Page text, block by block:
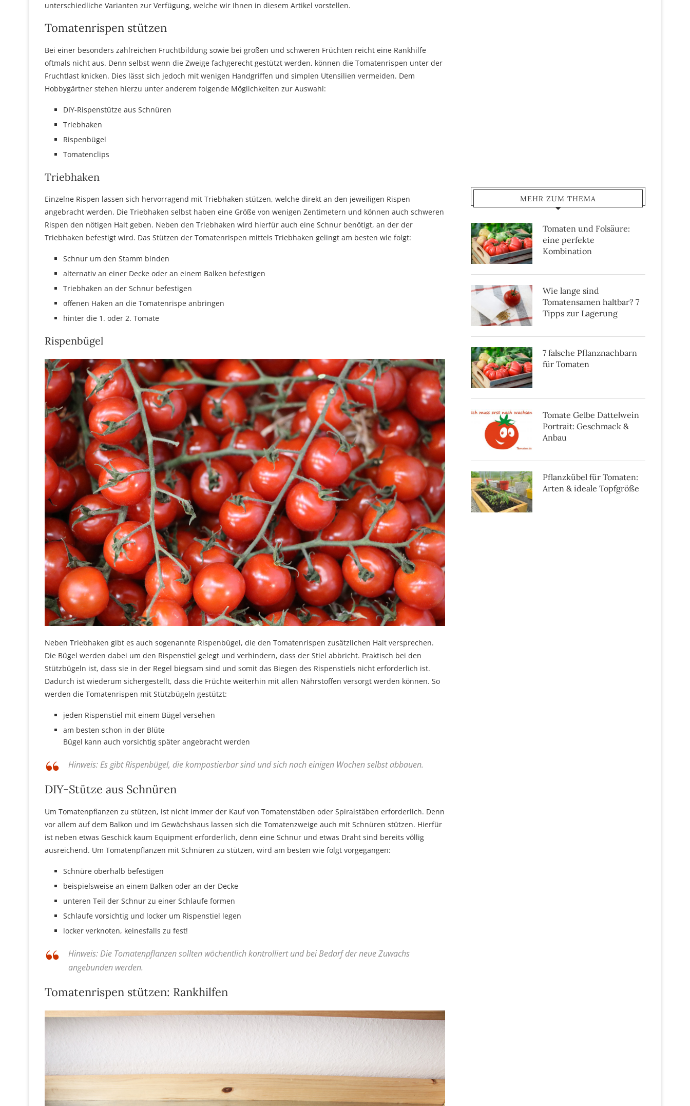
unterschiedliche Varianten zur Verfügung, welche wir Ihnen in diesem Artikel vorstellen.
Tomatenrispen stützen
Bei einer besonders zahlreichen Fruchtbildung sowie bei großen und schweren Früchten reicht eine Rankhilfe
oftmals nicht aus. Denn selbst wenn die Zweige fachgerecht gestützt werden, können die Tomatenrispen unter der
Fruchtlast knicken. Dies lässt sich jedoch mit wenigen Handgriffen und simplen Utensilien vermeiden. Dem
Hobbygärtner stehen hierzu unter anderem folgende Möglichkeiten zur Auswahl:
DIY-Rispenstütze aus Schnüren
Triebhaken
Rispenbügel
Tomatenclips
Triebhaken
Einzelne Rispen lassen sich hervorragend mit Triebhaken stützen, welche direkt an den jeweiligen Rispen
angebracht werden. Die Triebhaken selbst haben eine Größe von wenigen Zentimetern und können auch schweren
Rispen den nötigen Halt geben. Neben den Triebhaken wird hierfür auch eine Schnur benötigt, an der der
Triebhaken befestigt wird. Das Stützen der Tomatenrispen mittels Triebhaken gelingt am besten wie folgt:
Schnur um den Stamm binden
alternativ an einer Decke oder an einem Balken befestigen
Triebhaken an der Schnur befestigen
offenen Haken an die Tomatenrispe anbringen
hinter die 1. oder 2. Tomate
Rispenbügel
Neben Triebhaken gibt es auch sogenannte Rispenbügel, die den Tomatenrispen zusätzlichen Halt versprechen.
Die Bügel werden dabei um den Rispenstiel gelegt und verhindern, dass der Stiel abbricht. Praktisch bei den
Stützbügeln ist, dass sie in der Regel biegsam sind und somit das Biegen des Rispenstiels nicht erforderlich ist.
Dadurch ist wiederum sichergestellt, dass die Früchte weiterhin mit allen Nährstoffen versorgt werden können. So
werden die Tomatenrispen mit Stützbügeln gestützt:
jeden Rispenstiel mit einem Bügel versehen
am besten schon in der Blüte
Bügel kann auch vorsichtig später angebracht werden
Hinweis: Es gibt Rispenbügel, die kompostierbar sind und sich nach einigen Wochen selbst abbauen.
DIY-Stütze aus Schnüren
Um Tomatenpflanzen zu stützen, ist nicht immer der Kauf von Tomatenstäben oder Spiralstäben erforderlich. Denn
vor allem auf dem Balkon und im Gewächshaus lassen sich die Tomatenzweige auch mit Schnüren stützen. Hierfür
ist neben etwas Geschick kaum Equipment erforderlich, denn eine Schnur und etwas Draht sind bereits völlig
ausreichend. Um Tomatenpflanzen mit Schnüren zu stützen, wird am besten wie folgt vorgegangen:
Schnüre oberhalb befestigen
beispielsweise an einem Balken oder an der Decke
unteren Teil der Schnur zu einer Schlaufe formen
Schlaufe vorsichtig und locker um Rispenstiel legen
locker verknoten, keinesfalls zu fest!
Hinweis: Die Tomatenpflanzen sollten wöchentlich kontrolliert und bei Bedarf der neue Zuwachs
angebunden werden.
Tomatenrispen stützen: Rankhilfen
MEHR ZUM THEMA
Tomaten und Folsäure:
eine perfekte
Kombination
Wie lange sind
Tomatensamen haltbar? 7
Tipps zur Lagerung
7 falsche Pflanznachbarn
für Tomaten
Tomate Gelbe Dattelwein
Portrait: Geschmack &
Anbau
Pflanzkübel für Tomaten:
Arten & ideale Topfgröße